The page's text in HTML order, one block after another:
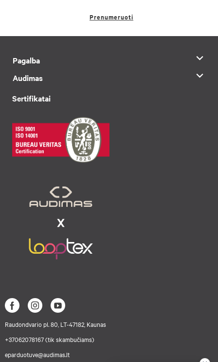
Prenumeruoti
Pagalba
Audimas
Sertifikatai
Raudondvario pl. 80, LT-47182, Kaunas
+37062078167 (tik skambučiams)
eparduotuve@audimas.lt